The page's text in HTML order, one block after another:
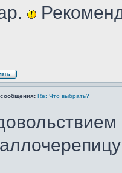
Re: Что выбрать?